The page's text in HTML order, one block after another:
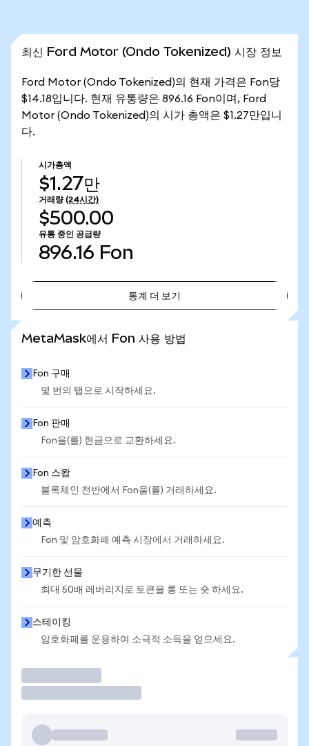
최신 Ford Motor (Ondo Tokenized) 시장 정보
Ford Motor (Ondo Tokenized)의 현재 가격은 Fon당
$14.18입니다. 현재 유통량은 896.16 Fon이며, Ford
Motor (Ondo Tokenized)의 시가 총액은 $1.27만입니
다.
시가총액
$1.27만
거래량 (24시간)
$500.00
유통 중인 공급량
896.16 Fon
통계 더 보기
MetaMask에서 Fon 사용 방법
Fon 구매
몇 번의 탭으로 시작하세요.
Fon 판매
Fon을(를) 현금으로 교환하세요.
Fon 스왑
블록체인 전반에서 Fon을(를) 거래하세요.
예측
Fon 및 암호화폐 예측 시장에서 거래하세요.
무기한 선물
최대 50배 레버리지로 토큰을 롱 또는 숏 하세요.
스테이킹
암호화폐를 운용하여 소극적 소득을 얻으세요.